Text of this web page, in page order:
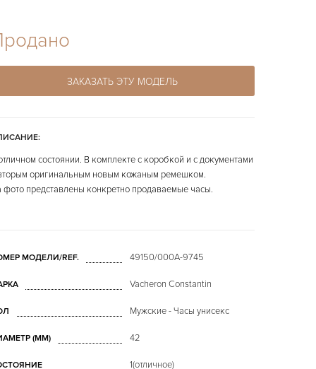
ЗАКАЗАТЬ ЭТУ МОДЕЛЬ
состоянии. В комплекте с коробкой и с документами
оригинальным новым кожаным ремешком.
фото представлены конкретно продаваемые часы.
МОДЕЛИ/REF. 49150/000A-9745
Vacheron Constantin
Мужские - Часы унисекс
(MM) 42
1(отличное)